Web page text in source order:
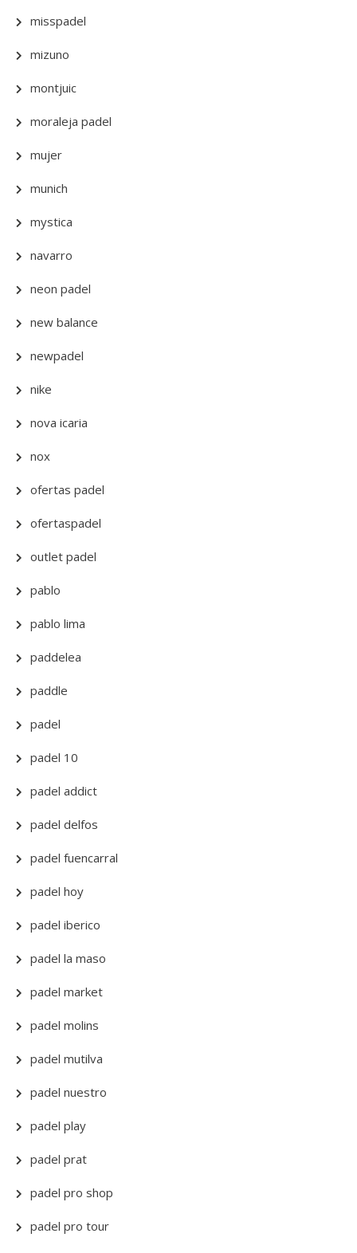
misspadel
mizuno
montjuic
moraleja padel
mujer
munich
mystica
navarro
neon padel
new balance
newpadel
nike
nova icaria
nox
ofertas padel
ofertaspadel
outlet padel
pablo
pablo lima
paddelea
paddle
padel
padel 10
padel addict
padel delfos
padel fuencarral
padel hoy
padel iberico
padel la maso
padel market
padel molins
padel mutilva
padel nuestro
padel play
padel prat
padel pro shop
padel pro tour